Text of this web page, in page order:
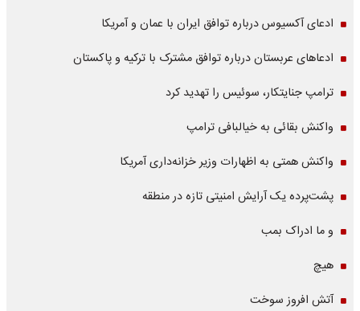
ادعای آکسیوس درباره توافق ایران با عمان و آمریکا
ادعاهای عربستان درباره توافق مشترک با ترکیه و پاکستان
ترامپ جنایتکار، سوئیس را تهدید کرد
واکنش بقائی به خیالبافی ترامپ
واکنش همتی به اظهارات وزیر خزانه‌داری آمریکا
پشت‌پرده یک آرایش امنیتی تازه در منطقه
و ما ادراک بمب
هیچ
آتش افروز سوخت